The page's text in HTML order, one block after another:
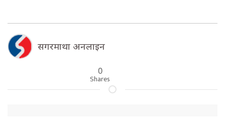
सगरमाथा अनलाइन
0
Shares